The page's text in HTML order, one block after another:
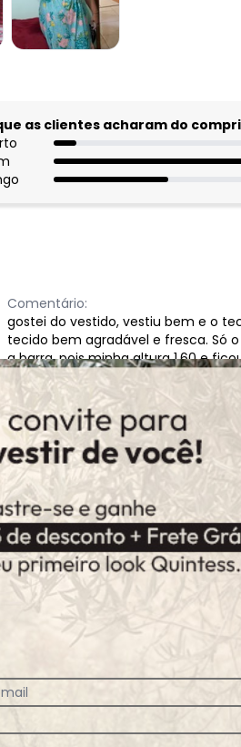
as clientes acharam do
Comentário:
gostei do vestido, vestiu bem e o
tecido bem agradável e fresca. Só
a barra, pois minha altura 1,60 e
Comentário:
a estampa é perfeita, o vestido é
folgado pq pedi um numero
vestiu muito bem. Rencomendou